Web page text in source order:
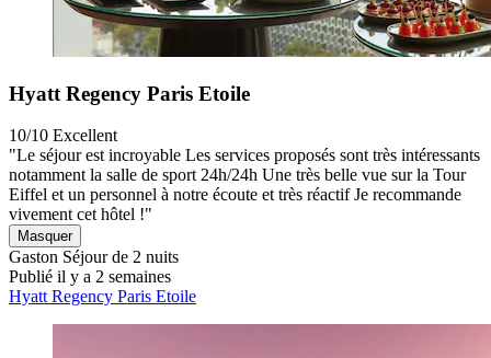
Hyatt Regency Paris Etoile
10/10 Excellent
"Le séjour est incroyable Les services proposés sont très intéressants
notamment la salle de sport 24h/24h Une très belle vue sur la Tour
Eiffel et un personnel à notre écoute et très réactif Je recommande
vivement cet hôtel !"
Masquer
Gaston Séjour de 2 nuits
Publié il y a 2 semaines
Hyatt Regency Paris Etoile